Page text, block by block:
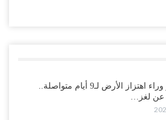
ما السر وراء اهتزاز الأرض لـ9 أيام متواصلة..
لغز…